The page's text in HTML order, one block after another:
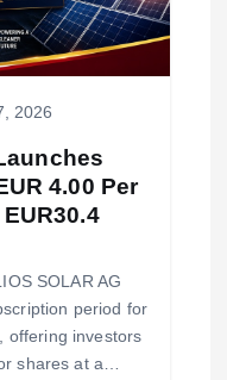
2026
4.00 Per
SOLAR AG
period for
offering investors
shares at a…